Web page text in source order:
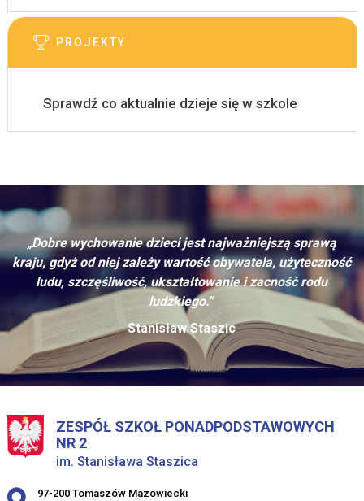
PROJEKTY
Sprawdź co aktualnie dzieje się w szkole
„Dobre wychowanie dzieci jest najważniejszą sprawą
kraju, gdyż od niej zależy wartość obywatela, użyteczność
ludu, szczęśliwość, ukształtowanie i zacność rodu
ludzkiego."
Stanisław Staszic
ZESPÓŁ SZKOŁ PONADPODSTAWOWYCH
NR 2
im. Stanisława Staszica
Adres pocztowy:
97-200 Tomaszów Mazowiecki